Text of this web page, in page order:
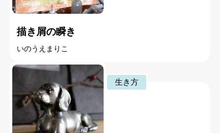
描き屑の瞬き
いのうえまりこ
生き方